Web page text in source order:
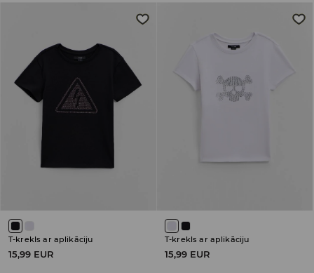
T-krekls ar aplikāciju
15,99 EUR
T-krekls ar aplikāciju
15,99 EUR